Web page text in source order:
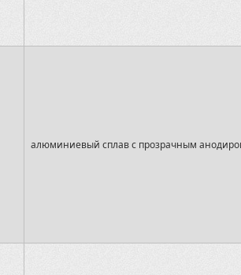
алюминиевый сплав с прозрачным